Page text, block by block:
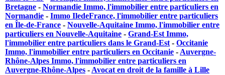
Bretagne - Normandie Immo, l'immobilier entre particuliers en
Normandie - Immo IledeFrance, l'immobilier entre particuliers
en Île-de-France - Nouvelle-Aquitaine Immo, l'immobilier entre
particuliers en Nouvelle-Aquitaine - Grand-Est Immo,
l'immobilier entre particuliers dans le Grand-Est - Occitanie
Immo, l'immobilier entre particuliers en Occitanie - Auvergne-
Rhône-Alpes Immo, l'immobilier entre particuliers en
Auvergne-Rhône-Alpes - Avocat en droit de la famille à Lille